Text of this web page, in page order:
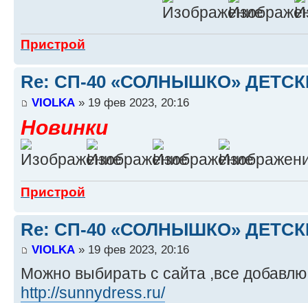
Пристрой
Re: СП-40 «СОЛНЫШКО»
VIOLKA » 19 фев 2023, 20:16
Новинки
Пристрой
Re: СП-40 «СОЛНЫШКО»
VIOLKA » 19 фев 2023, 20:16
Можно выбирать с сайта ,все добавлю
http://sunnydress.ru/